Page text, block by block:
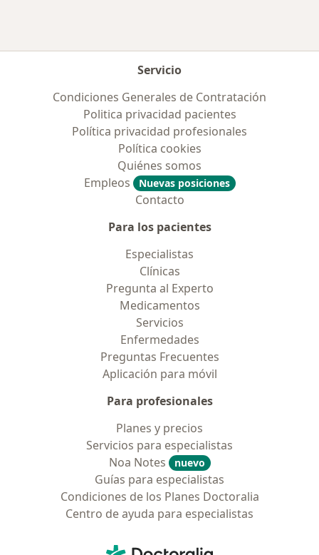
Servicio
Condiciones Generales de Contratación
Politica privacidad pacientes
Política privacidad profesionales
Política cookies
Quiénes somos
Empleos
Nuevas posiciones
Contacto
Para los pacientes
Especialistas
Clínicas
Pregunta al Experto
Medicamentos
Servicios
Enfermedades
Preguntas Frecuentes
Aplicación para móvil
Para profesionales
Planes y precios
Servicios para especialistas
Noa Notes
nuevo
Guías para especialistas
Condiciones de los Planes Doctoralia
Centro de ayuda para especialistas
Doctoralia - Página de inicio